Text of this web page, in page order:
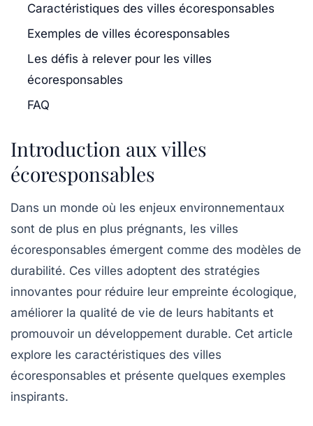
Caractéristiques des villes écoresponsables
Exemples de villes écoresponsables
Les défis à relever pour les villes
écoresponsables
FAQ
Introduction aux villes
écoresponsables
Dans un monde où les enjeux environnementaux
sont de plus en plus prégnants, les villes
écoresponsables émergent comme des modèles de
durabilité. Ces villes adoptent des stratégies
innovantes pour réduire leur empreinte écologique,
améliorer la qualité de vie de leurs habitants et
promouvoir un développement durable. Cet article
explore les caractéristiques des villes
écoresponsables et présente quelques exemples
inspirants.